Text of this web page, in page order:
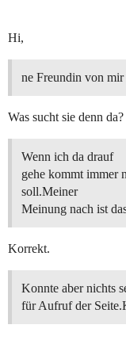
Hi,
ne Freundin von mir
Was sucht sie denn
Wenn ich da drauf
gehe kommt immer
soll.Meiner
Meinung nach ist
Korrekt.
Konnte aber nichts
für Aufruf der